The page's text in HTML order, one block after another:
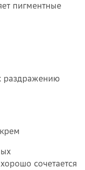
пигментные
раздражению
сочетается